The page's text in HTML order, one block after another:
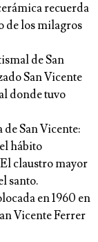
recuerda
de los milagros
de San
San Vicente
donde tuvo
San Vicente:
hábito
claustro mayor
santo.
en 1960 en
Vicente Ferrer